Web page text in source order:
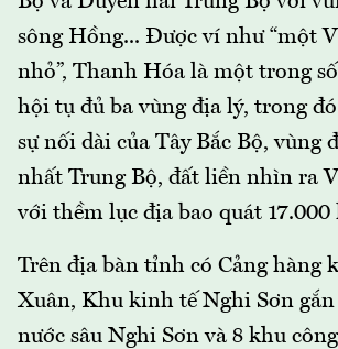
sông Hồng... Được ví như “một
nhỏ”, Thanh Hóa là một trong
hội tụ đủ ba vùng địa lý, trong
sự nối dài của Tây Bắc Bộ, vùng
nhất Trung Bộ, đất liền nhìn ra
với thềm lục địa bao quát 17.000
Trên địa bàn tỉnh có Cảng hàng
Xuân, Khu kinh tế Nghi Sơn gắn
nước sâu Nghi Sơn và 8 khu